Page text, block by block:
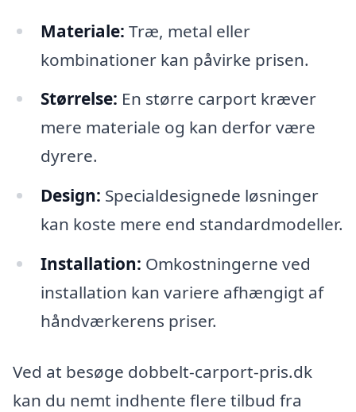
Materiale: Træ, metal eller
kombinationer kan påvirke prisen.
Størrelse: En større carport kræver
mere materiale og kan derfor være
dyrere.
Design: Specialdesignede løsninger
kan koste mere end standardmodeller.
Installation: Omkostningerne ved
installation kan variere afhængigt af
håndværkerens priser.
Ved at besøge dobbelt-carport-pris.dk
kan du nemt indhente flere tilbud fra